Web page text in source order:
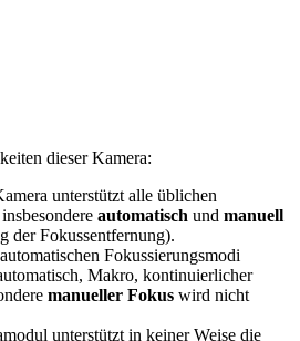
dieser Kamera:
unterstützt alle üblichen
automatisch und manuell
der Fokussentfernung).
Fokussierungsmodi
Makro, kontinuierlicher
manueller Fokus wird nicht
unterstützt in keiner Weise die